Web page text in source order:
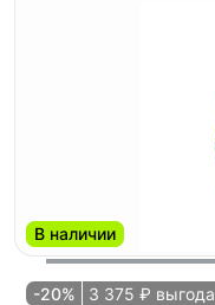
В наличии
-20% 3 375 ₽ выгода